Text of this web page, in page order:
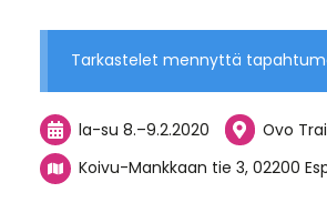
Tarkastelet mennyttä
la-su 8.–9.2.2020
Ovo
Koivu-Mankkaan tie 3, 02200